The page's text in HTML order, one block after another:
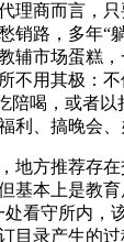
商而言，只
销路，多年“
辅市场蛋糕
不用其极：
陪喝，或者
利、搞晚会、
推荐存在交
基本上是教
处看守所内，
目录产生的过